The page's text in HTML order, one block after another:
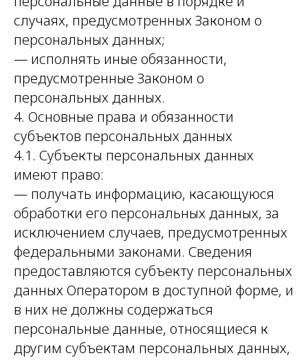
случаях, предусмотренных Законом о
персональных данных;
— исполнять иные обязанности,
предусмотренные Законом о
персональных данных.
4. Основные права и обязанности
субъектов персональных данных
4.1. Субъекты персональных данных
имеют право:
— получать информацию, касающуюся
обработки его персональных данных, за
исключением случаев, предусмотренных
федеральными законами. Сведения
предоставляются субъекту персональных
данных Оператором в доступной форме, и
в них не должны содержаться
персональные данные, относящиеся к
другим субъектам персональных данных,